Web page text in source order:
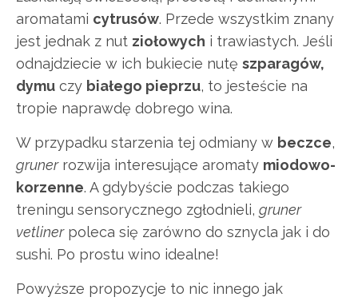
aromatami cytrusów. Przede wszystkim znany
jest jednak z nut ziołowych i trawiastych. Jeśli
odnajdziecie w ich bukiecie nutę szparagów,
dymu czy białego pieprzu, to jesteście na
tropie naprawdę dobrego wina.
W przypadku starzenia tej odmiany w beczce,
grunerrozwija interesujące aromaty miodowo-
korzenne. A gdybyście podczas takiego
treningu sensorycznego zgłodnieli, gruner
vetlinerpoleca się zarówno do sznycla jak i do
sushi. Po prostu wino idealne!
Powyższe propozycje to nic innego jak